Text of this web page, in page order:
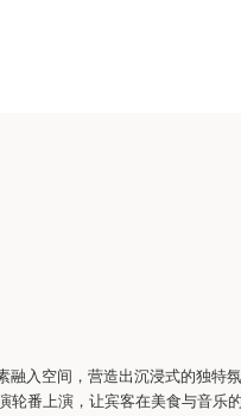
融入空间，营造出沉浸式的独
轮番上演，让宾客在美食与音